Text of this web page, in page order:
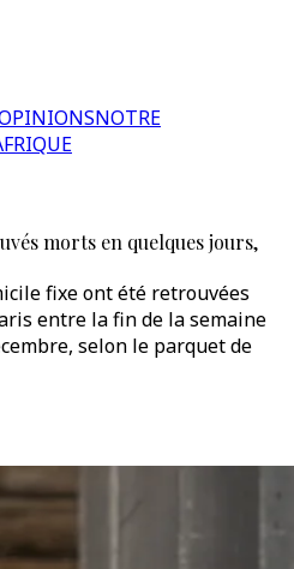
NOTRE
morts en quelques jours,
fixe ont été retrouvées
entre la fin de la semaine
selon le parquet de